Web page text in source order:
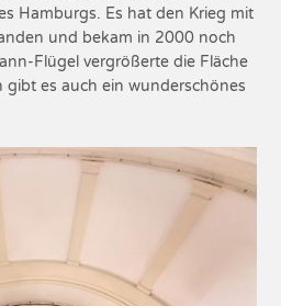
Hamburgs. Es hat den Krieg mit
und bekam in 2000 noch
Flügel vergrößerte die Fläche
gibt es auch ein wunderschönes